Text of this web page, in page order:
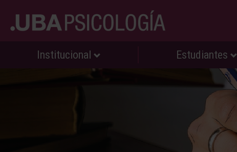
Institucional Estudiantes